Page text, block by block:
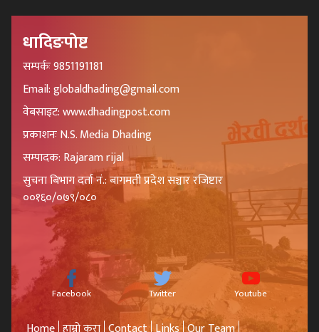
धादिङपोष्ट
सम्पर्कः 9851191181
Email: globaldhading@gmail.com
वेबसाइट: www.dhadingpost.com
प्रकाशनः N.S. Media Dhading
सम्पादक: Rajaram rijal
सुचना बिभाग दर्ता नं.: बागमती प्रदेश सञ्चार रजिष्टार
००१६०/०७९/०८०
Facebook Twitter Youtube